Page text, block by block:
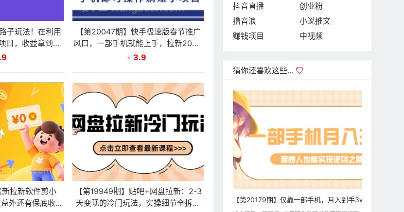
子玩法！在利用
目，收益拿到手
入万元
【第20047期】快手极速版春节推广
风口，一部手机就能上手，拉新20元/
人平台助力躺赚小项目
¥ 3.9
新拉新软件剪小
外还有保底收益
【第19949期】贴吧+网盘拉新：2-3
天变现的冷门玩法，实操细节全拆解
抖音直播
创业粉
撸音浪
小说推文
赚钱项目
中视频
猜你还喜欢这些... 
【第20179期】仅靠一部手机，月入到手3w+！知乎热